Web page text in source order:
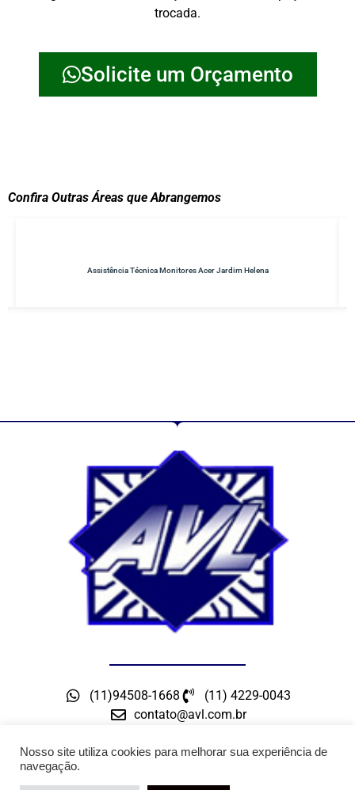
trocada.
Solicite um Orçamento
Confira Outras Áreas que Abrangemos
Assistência Técnica Monitores Acer Jardim Helena
(11)94508-1668
(11) 4229-0043
contato@avl.com.br
do Sul – SP
Nosso site utiliza cookies para melhorar sua experiência de
navegação.